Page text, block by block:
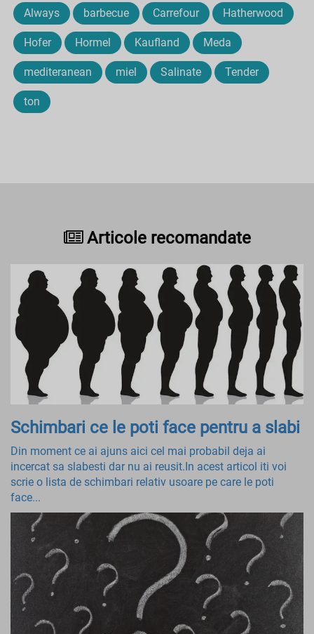
Always barbecue Carrefour Hatherwood
Hofer Hormel Kaufland Meda
mediteranean miel Salinate Tender
ton
Articole recomandate
Schimbari ce le poti face pentru a slabi
Din moment ce ai ajuns aici cel mai probabil deja ai
incercat sa slabesti dar nu ai reusit.In acest articol iti voi
scrie o lista de schimbari relativ usoare pe care le poti
face...